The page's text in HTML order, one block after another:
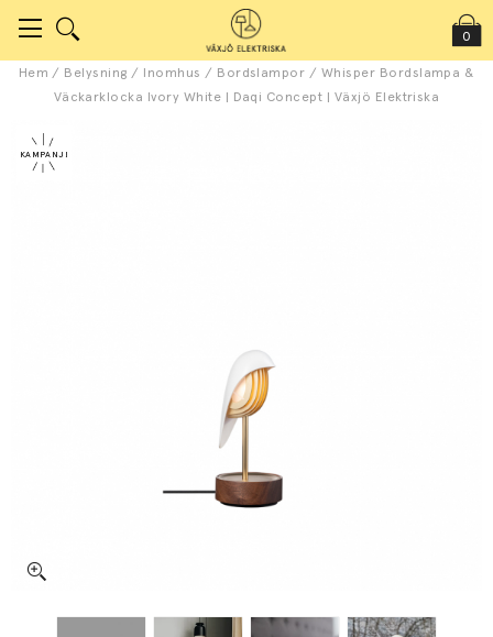
0
Hem / Belysning / Inomhus / Bordslampor / Whisper Bordslampa &
Väckarklocka Ivory White | Daqi Concept | Växjö Elektriska